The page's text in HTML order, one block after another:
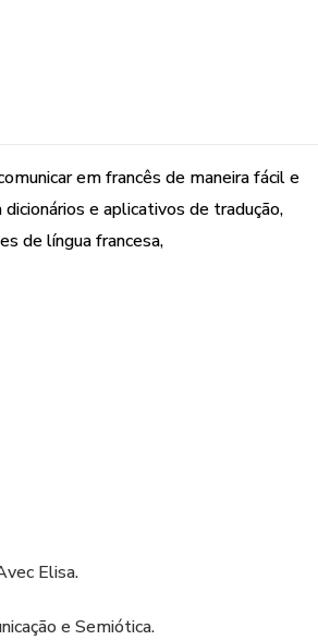
em francês de maneira fácil e
e aplicativos de tradução,
de língua francesa,
Elisa.
e Semiótica.